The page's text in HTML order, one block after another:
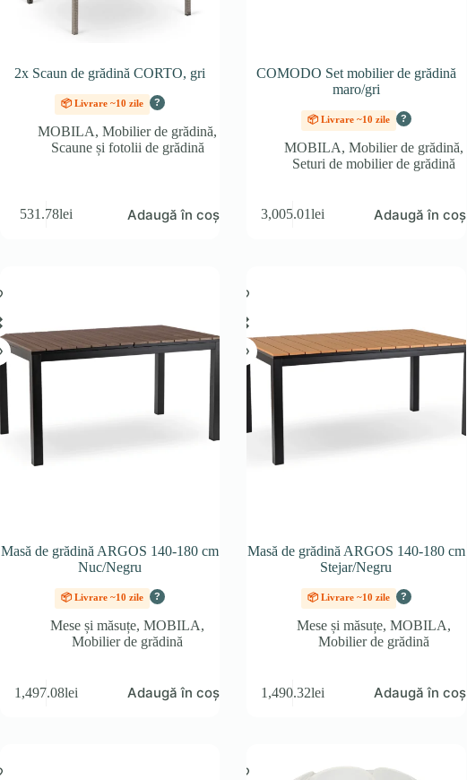
2x Scaun de grădină CORTO, gri
📦 Livrare ~10 zile ?
MOBILA,Mobilier de grădină,
Scaune și fotolii de grădină
531.78lei Adaugă în coș
COMODO Set mobilier de grădină
maro/gri
📦 Livrare ~10 zile ?
MOBILA,Mobilier de grădină,
Seturi de mobilier de grădină
3,005.01lei Adaugă în coș
Masă de grădină ARGOS 140-180 cm
Nuc/Negru
📦 Livrare ~10 zile ?
Mese și măsuțe,MOBILA,
Mobilier de grădină
1,497.08lei Adaugă în coș
Masă de grădină ARGOS 140-180 cm
Stejar/Negru
📦 Livrare ~10 zile ?
Mese și măsuțe,MOBILA,
Mobilier de grădină
1,490.32lei Adaugă în coș